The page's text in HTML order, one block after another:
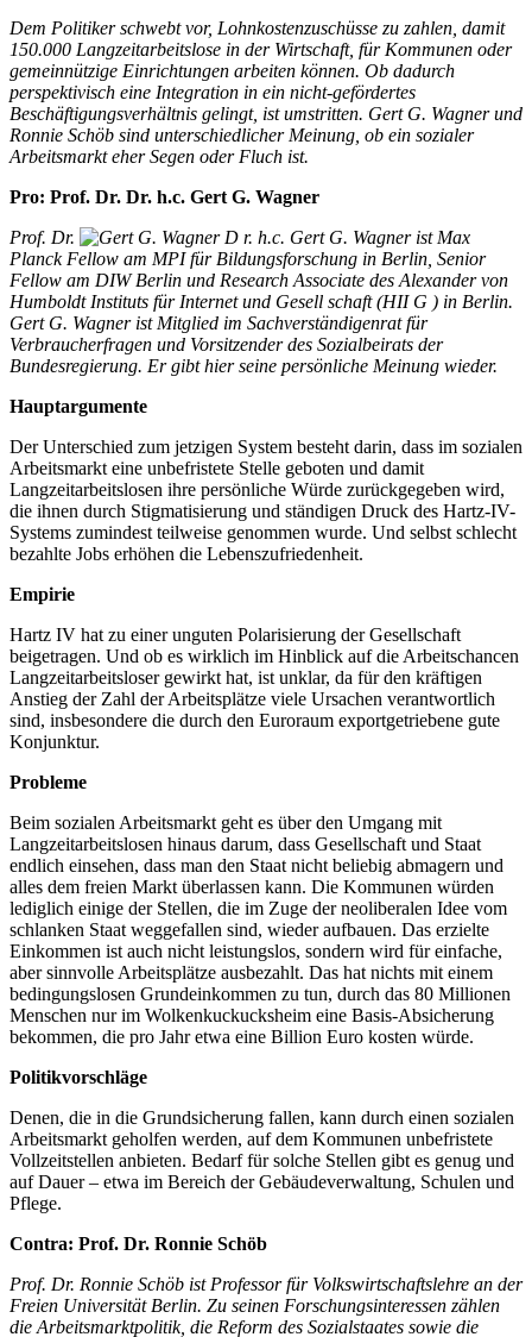
Dem Politiker schwebt vor, Lohnkostenzuschüsse zu zahlen, damit
150.000 Langzeitarbeitslose in der Wirtschaft, für Kommunen oder
gemeinnützige Einrichtungen arbeiten können. Ob dadurch
perspektivisch eine Integration in ein nicht-gefördertes
Beschäftigungsverhältnis gelingt, ist umstritten. Gert G. Wagner und
Ronnie Schöb sind unterschiedlicher Meinung, ob ein sozialer
Arbeitsmarkt eher Segen oder Fluch ist.
Pro: Prof. Dr. Dr. h.c. Gert G. Wagner
Prof. Dr. D r. h.c. Gert G. Wagner ist Max
Planck Fellow am MPI für Bildungsforschung in Berlin, Senior
Fellow am DIW Berlin und Research Associate des Alexander von
Humboldt Instituts für Internet und Gesell schaft (HII G ) in Berlin.
Gert G. Wagner ist Mitglied im Sachverständigenrat für
Verbraucherfragen und Vorsitzender des Sozialbeirats der
Bundesregierung. Er gibt hier seine persönliche Meinung wieder.
Hauptargumente
Der Unterschied zum jetzigen System besteht darin, dass im sozialen
Arbeitsmarkt eine unbefristete Stelle geboten und damit
Langzeitarbeitslosen ihre persönliche Würde zurückgegeben wird,
die ihnen durch Stigmatisierung und ständigen Druck des Hartz-IV-
Systems zumindest teilweise genommen wurde. Und selbst schlecht
bezahlte Jobs erhöhen die Lebenszufriedenheit.
Empirie
Hartz IV hat zu einer unguten Polarisierung der Gesellschaft
beigetragen. Und ob es wirklich im Hinblick auf die Arbeitschancen
Langzeitarbeitsloser gewirkt hat, ist unklar, da für den kräftigen
Anstieg der Zahl der Arbeitsplätze viele Ursachen verantwortlich
sind, insbesondere die durch den Euroraum exportgetriebene gute
Konjunktur.
Probleme
Beim sozialen Arbeitsmarkt geht es über den Umgang mit
Langzeitarbeitslosen hinaus darum, dass Gesellschaft und Staat
endlich einsehen, dass man den Staat nicht beliebig abmagern und
alles dem freien Markt überlassen kann. Die Kommunen würden
lediglich einige der Stellen, die im Zuge der neoliberalen Idee vom
schlanken Staat weggefallen sind, wieder aufbauen. Das erzielte
Einkommen ist auch nicht leistungslos, sondern wird für einfache,
aber sinnvolle Arbeitsplätze ausbezahlt. Das hat nichts mit einem
bedingungslosen Grundeinkommen zu tun, durch das 80 Millionen
Menschen nur im Wolkenkuckucksheim eine Basis-Absicherung
bekommen, die pro Jahr etwa eine Billion Euro kosten würde.
Politikvorschläge
Denen, die in die Grundsicherung fallen, kann durch einen sozialen
Arbeitsmarkt geholfen werden, auf dem Kommunen unbefristete
Vollzeitstellen anbieten. Bedarf für solche Stellen gibt es genug und
auf Dauer – etwa im Bereich der Gebäudeverwaltung, Schulen und
Pflege.
Contra: Prof. Dr. Ronnie Schöb
Prof. Dr. Ronnie Schöb ist Professor für Volkswirtschaftslehre an der
Freien Universität Berlin. Zu seinen Forschungsinteressen zählen
die Arbeitsmarktpolitik, die Reform des Sozialstaates sowie die